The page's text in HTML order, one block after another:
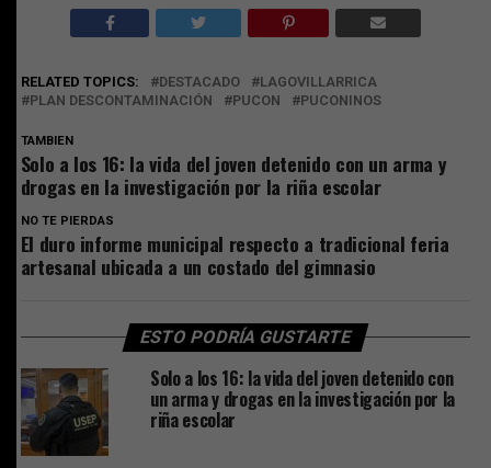
RELATED TOPICS: DESTACADO
LAGOVILLARRICA
PLAN DESCONTAMINACIÓN
PUCON PUCONINOS
TAMBIEN
Solo a los 16: la vida del joven detenido con un arma y
drogas en la investigación por la riña escolar
NO TE PIERDAS
El duro informe municipal respecto a tradicional feria
artesanal ubicada a un costado del gimnasio
ESTO PODRÍA GUSTARTE
Solo a los 16: la vida del joven detenido con
un arma y drogas en la investigación por la
riña escolar